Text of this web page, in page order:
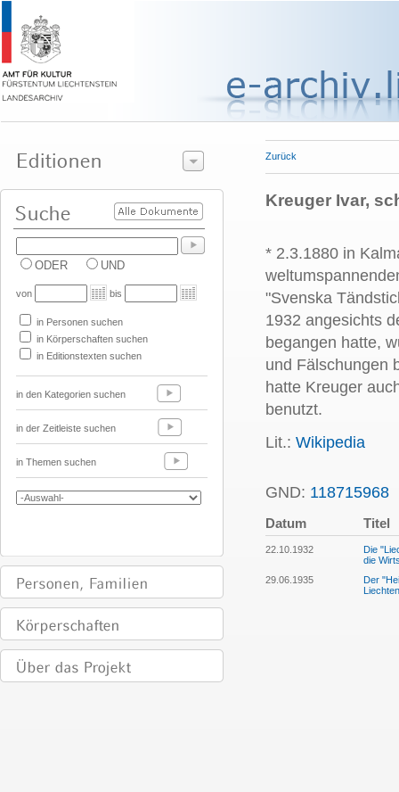
ODER UND
von bis
in Personen suchen
in Körperschaften suchen
in Editionstexten suchen
in den Kategorien suchen
in der Zeitleiste suchen
in Themen suchen
Zurück
Kreuger Ivar,
* 2.3.1880 in
"Svenska
1932 angesichts
begangen hatte,
und Fälschungen
hatte Kreuger
benutzt.
Lit.: Wikipedia
GND: 118715968
Datum Titel
22.10.1932
Die
die
29.06.1935
Der